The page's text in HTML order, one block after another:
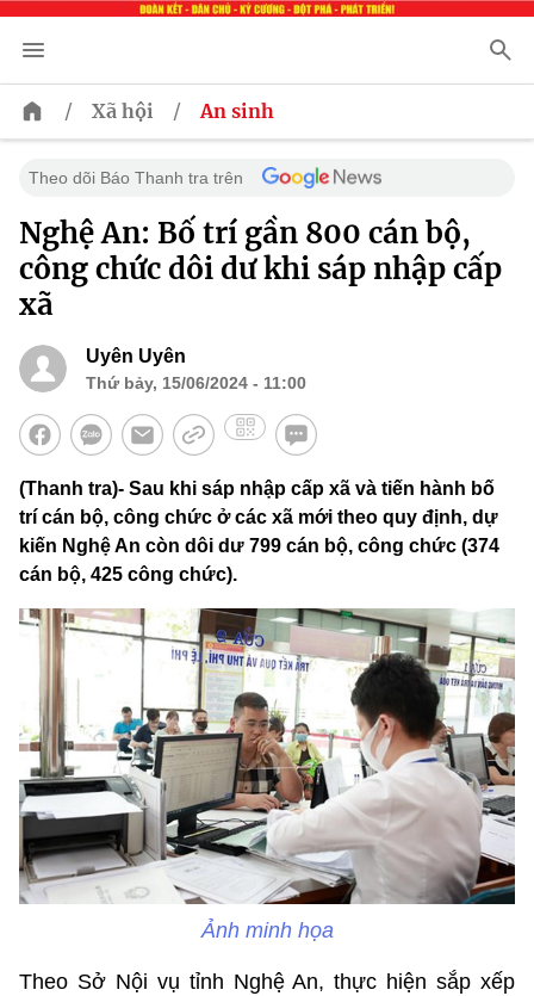
/ Xã hội / An sinh
Theo dõi Báo Thanh tra trên
Nghệ An: Bố trí gần 800 cán bộ,
công chức dôi dư khi sáp nhập cấp
xã
Uyên Uyên
Thứ bảy, 15/06/2024 - 11:00
(Thanh tra)- Sau khi sáp nhập cấp xã và tiến hành bố
trí cán bộ, công chức ở các xã mới theo quy định, dự
kiến Nghệ An còn dôi dư 799 cán bộ, công chức (374
cán bộ, 425 công chức).
Ảnh minh họa
Theo Sở Nội vụ tỉnh Nghệ An, thực hiện sắp xếp